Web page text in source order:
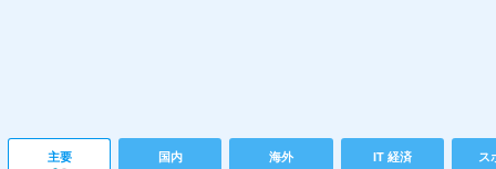
主要 国内 海外 IT 経済 ス